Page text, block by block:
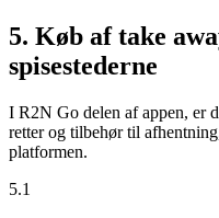
5. Køb af take
spisestederne
I R2N Go delen af appen, er
retter og tilbehør til
platformen.
5.1